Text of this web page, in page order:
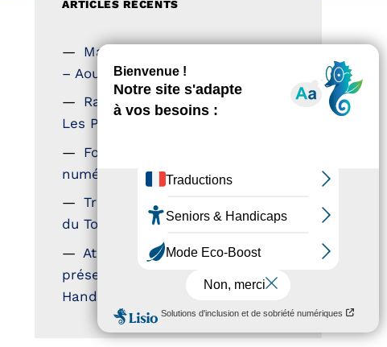
ARTICLES RÉCENTS
Magazine Tourisme Accessible
– Aout 2026
Rallye Aicha des Gazelles –
Les Petillantes
Formation Communication
numérique
Trophées Horizons – Acteurs
du Tourisme Durable
Atout France – flyer
présentation label Tourisme &
Handicap